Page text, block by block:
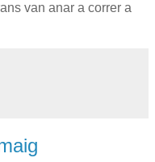
van anar a correr a